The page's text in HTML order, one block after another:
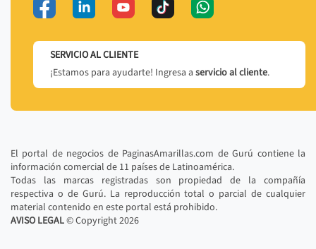
SERVICIO AL CLIENTE
¡Estamos para ayudarte! Ingresa a servicio al cliente.
El portal de negocios de PaginasAmarillas.com de Gurú contiene la
información comercial de 11 países de Latinoamérica.
Todas las marcas registradas son propiedad de la compañía
respectiva o de Gurú. La reproducción total o parcial de cualquier
material contenido en este portal está prohibido.
AVISO LEGAL© Copyright2026